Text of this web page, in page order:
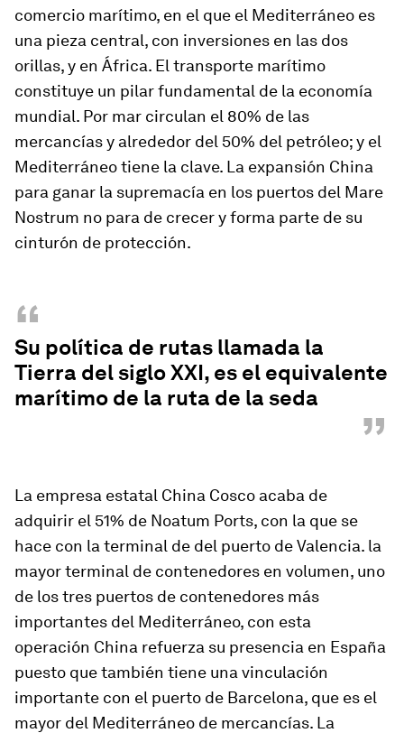
comercio marítimo, en el que el Mediterráneo es
una pieza central, con inversiones en las dos
orillas, y en África. El transporte marítimo
constituye un pilar fundamental de la economía
mundial. Por mar circulan el 80% de las
mercancías y alrededor del 50% del petróleo; y el
Mediterráneo tiene la clave. La expansión China
para ganar la supremacía en los puertos del Mare
Nostrum no para de crecery forma parte de su
cinturón de protección.
“
Su política de rutas llamada la
Tierra del siglo XXI, es el equivalente
marítimo de la ruta de la seda
”
La empresa estatal China Cosco acaba de
adquirir el 51% de Noatum Ports, con la que se
hace con la terminal de del puerto de Valencia. la
mayor terminal de contenedores en volumen, uno
de los tres puertos de contenedores más
importantes del Mediterráneo, con esta
operación China refuerza su presencia en España
puesto que también tiene una vinculación
importante con el puerto de Barcelona, que es el
mayor del Mediterráneo de mercancías. La